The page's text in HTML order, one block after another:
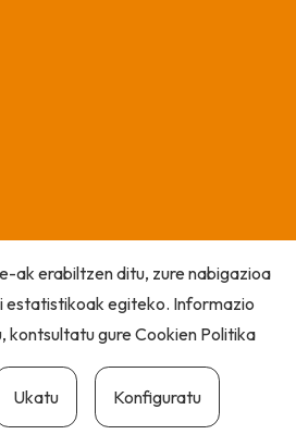
ak erabiltzen ditu, zure nabigazioa
estatistikoak egiteko. Informazio
kontsultatu gureCookien Politika
Ukatu Konfiguratu